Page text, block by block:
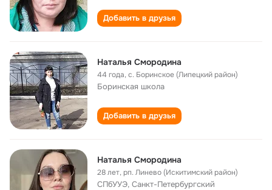
Добавить в друзья
Наталья Смородина
44 года,с. Боринское (Липецкий район)
Боринская школа
Добавить в друзья
Наталья Смородина
28 лет,рп. Линево (Искитимский район)
СПбУУЭ, Санкт-Петербургский